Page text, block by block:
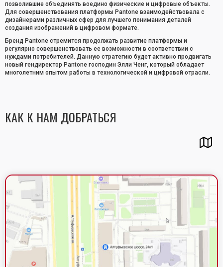
позволившие объединять воедино физические и цифровые объекты.
Для совершенствования платформы Pantone взаимодействовала с
дизайнерами различных сфер для лучшего понимания деталей
создания изображений в цифровом формате.
Бренд Pantone стремится продолжать развитие платформы и
регулярно совершенствовать ее возможности в соответствии с
нуждами потребителей. Данную стратегию будет активно продвигать
новый гендиректор Pantone господин Элли Ченг, который обладает
многолетним опытом работы в технологической и цифровой отрасли.
КАК К НАМ ДОБРАТЬСЯ